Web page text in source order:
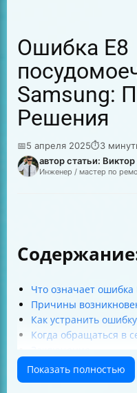
Ошибка E8
Samsung:
Решения
📅5 апреля 2025⏱3
автор статьи:
Инженер / мастер по
Что означает ошибка
Причины
Как устранить
Когда обращаться в
Показать полностью